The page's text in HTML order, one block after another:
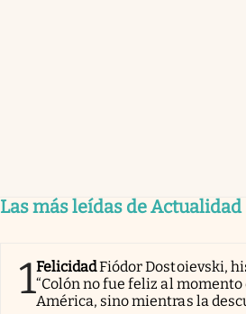
Las más leídas de Actualidad
1FelicidadFiódor Dostoievski,
“Colón no fue feliz al
América, sino mientras la